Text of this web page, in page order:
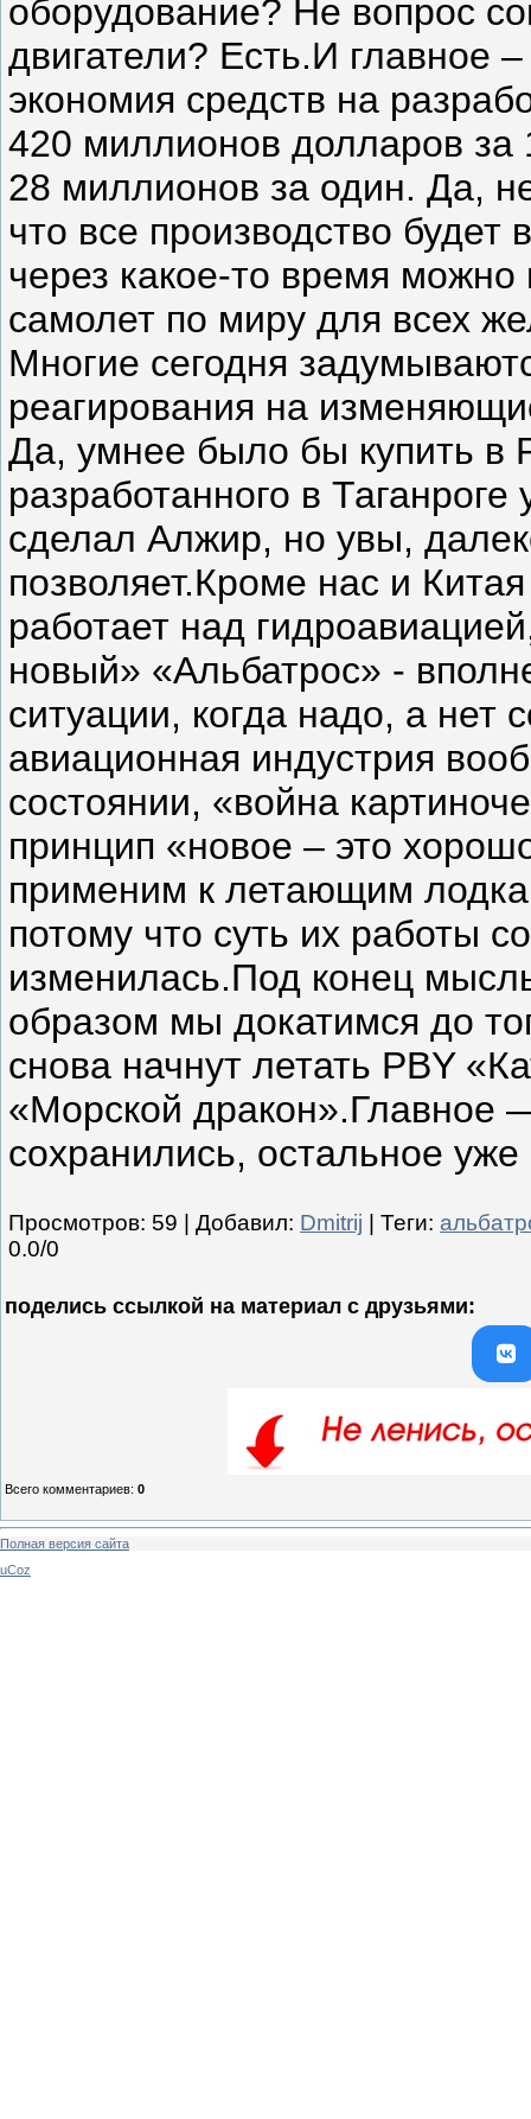
Просмотров: 59 Добавил: Dmitrij Теги:
0.0/0
поделись ссылкой на материал c друзьями:
Всего комментариев: 0
Полная версия сайта
uCoz